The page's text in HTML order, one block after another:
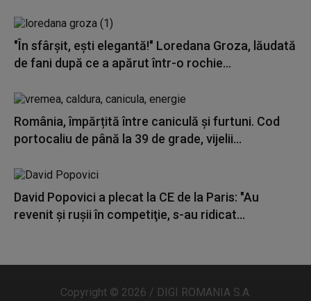
"În sfârșit, ești elegantă!" Loredana Groza, lăudată
de fani după ce a apărut într-o rochie...
România, împărțită între caniculă și furtuni. Cod
portocaliu de până la 39 de grade, vijelii...
David Popovici a plecat la CE de la Paris: "Au
revenit şi ruşii în competiţie, s-au ridicat...
Copyright © 2026 / DIGI ROMANIA S.A.